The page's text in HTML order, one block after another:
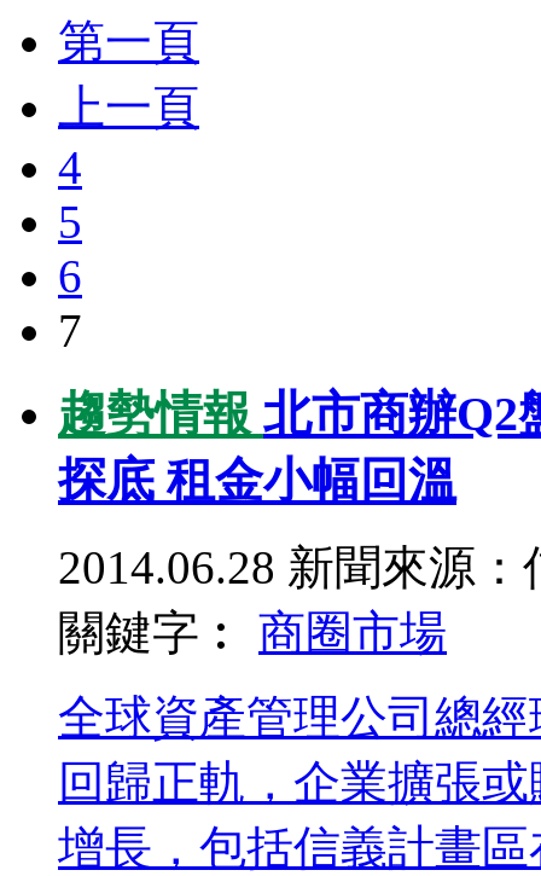
第一頁
上一頁
4
5
6
7
趨勢情報 北市商辦Q2
探底 租金小幅回溫
2014.06.28 新聞來源：
關鍵字︰ 商圈市場
全球資產管理公司總
回歸正軌，企業擴張
增長，包括信義計畫